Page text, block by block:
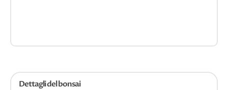
Dettagli del bonsai